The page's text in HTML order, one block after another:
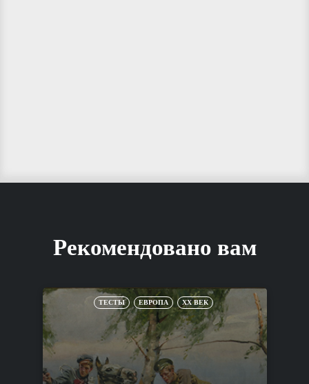
Рекомендовано вам
ТЕСТЫ ЕВРОПА XX ВЕК